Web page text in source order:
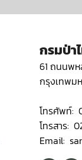
กรมป่า
61 ถนนพห
กรุงเทพม
โทรศัพท์:
โทรสาร:
Email: